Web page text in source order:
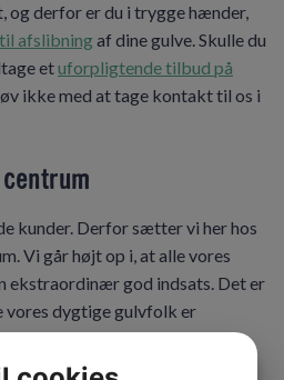
og derfor er du i trygge hænder,
afslibningaf dine gulve. Skulle du
etuforpligtende tilbud på
ikke med at tage kontakt til os i
kunder. Derfor sætter vi her hos
Vi går højt op i, at alle vores
ekstraordinær god indsats. Det er
vores dygtige gulvfolk er
vores kunder.